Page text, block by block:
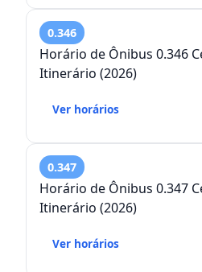
0.346
Horário de Ônibus 0.346
Itinerário (2026)
Ver horários
0.347
Horário de Ônibus 0.347
Itinerário (2026)
Ver horários